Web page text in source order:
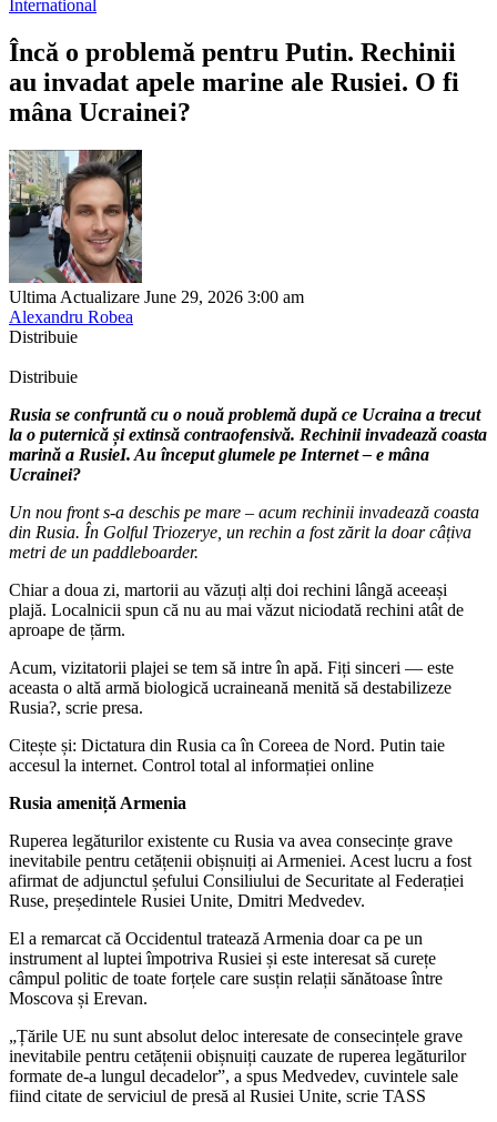
International
Încă o problemă pentru Putin. Rechinii
au invadat apele marine ale Rusiei. O fi
mâna Ucrainei?
Ultima Actualizare June 29, 2026 3:00 am
Alexandru Robea
Distribuie
Distribuie
Rusia se confruntă cu o nouă problemă după ce Ucraina a trecut
la o puternică și extinsă contraofensivă. Rechinii invadează coasta
marină a RusieI. Au început glumele pe Internet – e mâna
Ucrainei?
Un nou front s-a deschis pe mare – acum rechinii invadează coasta
din Rusia. În Golful Triozerye, un rechin a fost zărit la doar câțiva
metri de un paddleboarder.
Chiar a doua zi, martorii au văzuți alți doi rechini lângă aceeași
plajă. Localnicii spun că nu au mai văzut niciodată rechini atât de
aproape de țărm.
Acum, vizitatorii plajei se tem să intre în apă. Fiți sinceri — este
aceasta o altă armă biologică ucraineană menită să destabilizeze
Rusia?, scrie presa.
Citește și: Dictatura din Rusia ca în Coreea de Nord. Putin taie
accesul la internet. Control total al informației online
Rusia ameniță Armenia
Ruperea legăturilor existente cu Rusia va avea consecințe grave
inevitabile pentru cetățenii obișnuiți ai Armeniei. Acest lucru a fost
afirmat de adjunctul șefului Consiliului de Securitate al Federației
Ruse, președintele Rusiei Unite, Dmitri Medvedev.
El a remarcat că Occidentul tratează Armenia doar ca pe un
instrument al luptei împotriva Rusiei și este interesat să curețe
câmpul politic de toate forțele care susțin relații sănătoase între
Moscova și Erevan.
„Țările UE nu sunt absolut deloc interesate de consecințele grave
inevitabile pentru cetățenii obișnuiți cauzate de ruperea legăturilor
formate de-a lungul decadelor”, a spus Medvedev, cuvintele sale
fiind citate de serviciul de presă al Rusiei Unite, scrie TASS